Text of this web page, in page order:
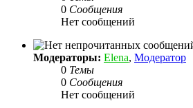
0 Сообщения
Нет сообщений
Модераторы: Elena, Модератор
0 Темы
0 Сообщения
Нет сообщений